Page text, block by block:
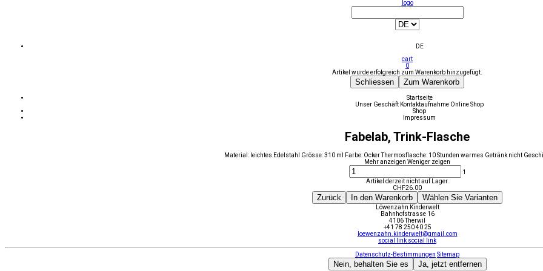
logo
DE
cart
0
Artikel wurde erfolgreich zum Warenkorb hinzugefügt.
Schliessen Zum Warenkorb
Startseite
Unser Geschäft Kontaktaufnahme Online Shop
Shop
Impressum
Fabelab, Trink-Flasche
Material: leichtes Edelstahl Grösse: 310 ml Farbe: Ocker Thermosflasche: 10 Stunden warmes Getränk nicht
Mehr anzeigen Weniger zeigen
1
Artikel derzeit nicht auf Lager.
CHF26.00
Zurück In den Warenkorb Wählen Sie Varianten
Löwenzahn Kinderwelt
Bahnhofstrasse 16
4106 Therwil
+41 78 250 40 25
loewenzahn.kinderwelt@gmail.com
social link social link
Datenschutz-Bestimmungen Sitemap
Nein, behalten Sie es Ja, jetzt entfernen